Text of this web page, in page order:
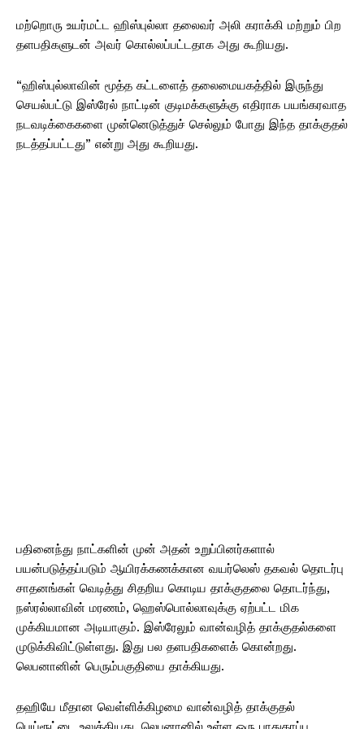
மற்றொரு உயர்மட்ட ஹிஸ்புல்லா தலைவர் அலி கராக்கி மற்றும் பிற
தளபதிகளுடன் அவர் கொல்லப்பட்டதாக அது கூறியது.
“ஹிஸ்புல்லாவின் மூத்த கட்டளைத் தலைமையகத்தில் இருந்து
செயல்பட்டு இஸ்ரேல் நாட்டின் குடிமக்களுக்கு எதிராக பயங்கரவாத
நடவடிக்கைகளை முன்னெடுத்துச் செல்லும் போது இந்த தாக்குதல்
நடத்தப்பட்டது” என்று அது கூறியது.
பதினைந்து நாட்களின் முன் அதன் உறுப்பினர்களால்
பயன்படுத்தப்படும் ஆயிரக்கணக்கான வயர்லெஸ் தகவல் தொடர்பு
சாதனங்கள் வெடித்து சிதறிய கொடிய தாக்குதலை தொடர்ந்து,
நஸ்ரல்லாவின் மரணம், ஹெஸ்பொல்லாவுக்கு ஏற்பட்ட மிக
முக்கியமான அடியாகும். இஸ்ரேலும் வான்வழித் தாக்குதல்களை
முடுக்கிவிட்டுள்ளது. இது பல தளபதிகளைக் கொன்றது.
லெபனானின் பெரும்பகுதியை தாக்கியது.
தஹியே மீதான வெள்ளிக்கிழமை வான்வழித் தாக்குதல்